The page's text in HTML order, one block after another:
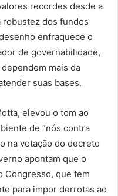
recordes desde a
dos fundos
enfraquece o
de governabilidade,
mais da
suas bases.
elevou o tom ao
de “nós contra
na votação do decreto
apontam que o
Congresso, que tem
para impor derrotas ao